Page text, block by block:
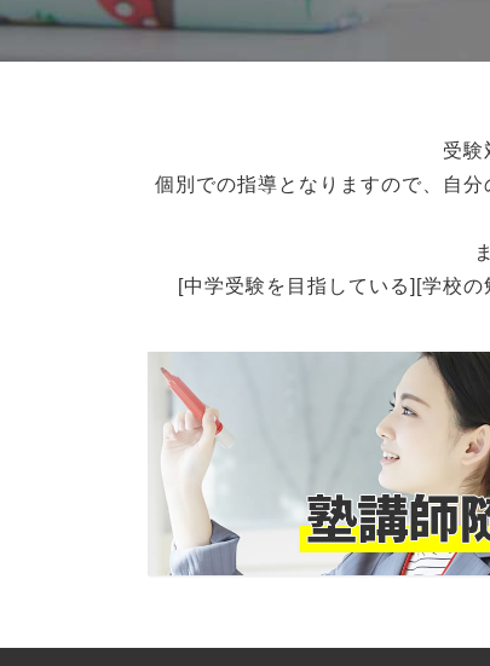
受験
個別での指導となりますので、自分
[中学受験を目指している][学校